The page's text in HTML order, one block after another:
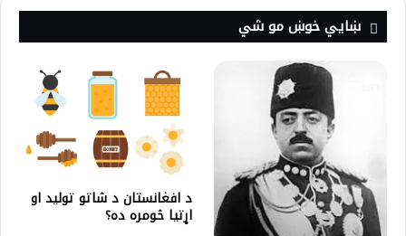
ښايي خوښ مو شي
د افغانستان د شاتو تولید او
اړتیا څومره ده؟